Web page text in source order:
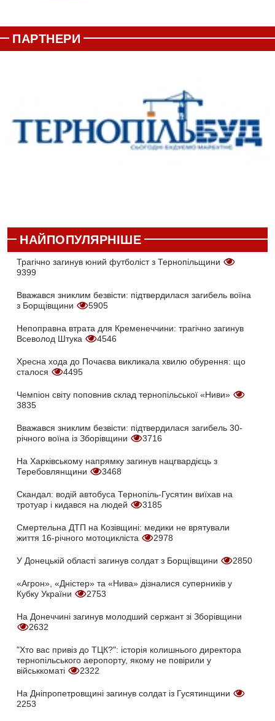
ПАРТНЕРИ
НАЙПОПУЛЯРНІШЕ
Трагічно загинув юний футболіст з Тернопільщини
9399
Вважався зниклим безвісти: підтвердилася загибель воїна
з Борщівщини
5905
Непоправна втрата для Кременеччини: трагічно загинув
Всеволод Штука
4546
Хресна хода до Почаєва викликала хвилю обурення: що
сталося
4495
Чемпіон світу поповнив склад тернопільської «Ниви»
3835
Вважався зниклим безвісти: підтвердилася загибель 30-
річного воїна із Зборівщини
3716
На Харківському напрямку загинув нацгвардієць з
Теребовлянщини
3468
Скандал: водій автобуса Тернопіль-Гусятин виїхав на
тротуар і кидався на людей
3185
Смертельна ДТП на Козівщині: медики не врятували
життя 16-річного мотоцикліста
2978
У Донецькій області загинув солдат з Борщівщини 2850
«Агрон», «Дністер» та «Нива» дізналися суперників у
Кубку України
2753
На Донеччині загинув молодший сержант зі Зборівщини
2632
"Хто вас привіз до ТЦК?": історія колишнього директора
тернопільського аеропорту, якому не повірили у
військкоматі
2322
На Дніпропетровщині загинув солдат із Гусятинщини
2253